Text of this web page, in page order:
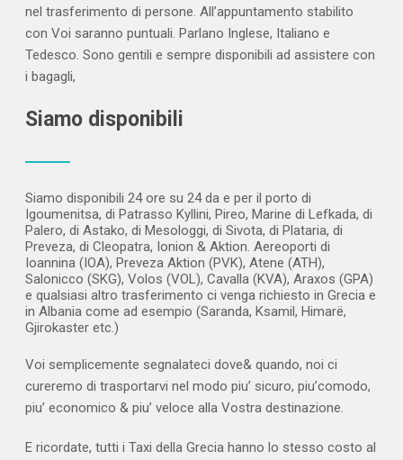
nel trasferimento di persone. All’appuntamento stabilito
con Voi saranno puntuali. Parlano Inglese, Italiano e
Tedesco. Sono gentili e sempre disponibili ad assistere con
i bagagli,
Siamo disponibili
Siamo disponibili 24 ore su 24 da e per il porto di
Igoumenitsa, di Patrasso Kyllini, Pireo, Marine di Lefkada, di
Palero, di Astako, di Mesologgi, di Sivota, di Plataria, di
Preveza, di Cleopatra, Ionion & Aktion. Aereoporti di
Ioannina (IOA), Preveza Aktion (PVK), Atene (ATH),
Salonicco (SKG), Volos (VOL), Cavalla (KVA), Araxos (GPA)
e qualsiasi altro trasferimento ci venga richiesto in Grecia e
in Albania come ad esempio (Saranda, Ksamil, Himarë,
Gjirokaster etc.)
Voi semplicemente segnalateci dove& quando, noi ci
cureremo di trasportarvi nel modo piu’ sicuro, piu’comodo,
piu’ economico & piu’ veloce alla Vostra destinazione.
E ricordate, tutti i Taxi della Grecia hanno lo stesso costo al